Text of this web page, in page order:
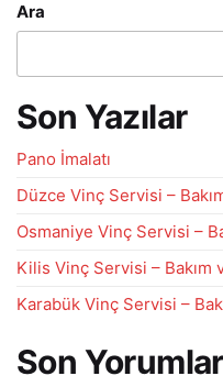
Ara
Son Yazılar
Pano İmalatı
Düzce Vinç Servisi –
Osmaniye Vinç Servisi –
Kilis Vinç Servisi – Bakım
Karabük Vinç Servisi –
Son Yorumlar